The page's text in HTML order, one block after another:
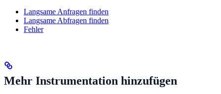
Langsame Anfragen finden
Langsame Abfragen finden
Fehler
Mehr Instrumentation hinzufügen